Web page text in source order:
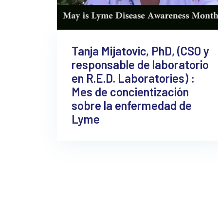
Tanja Mijatovic, PhD, (CSO y
responsable de laboratorio
en R.E.D. Laboratories) :
Mes de concientización
sobre la enfermedad de
Lyme